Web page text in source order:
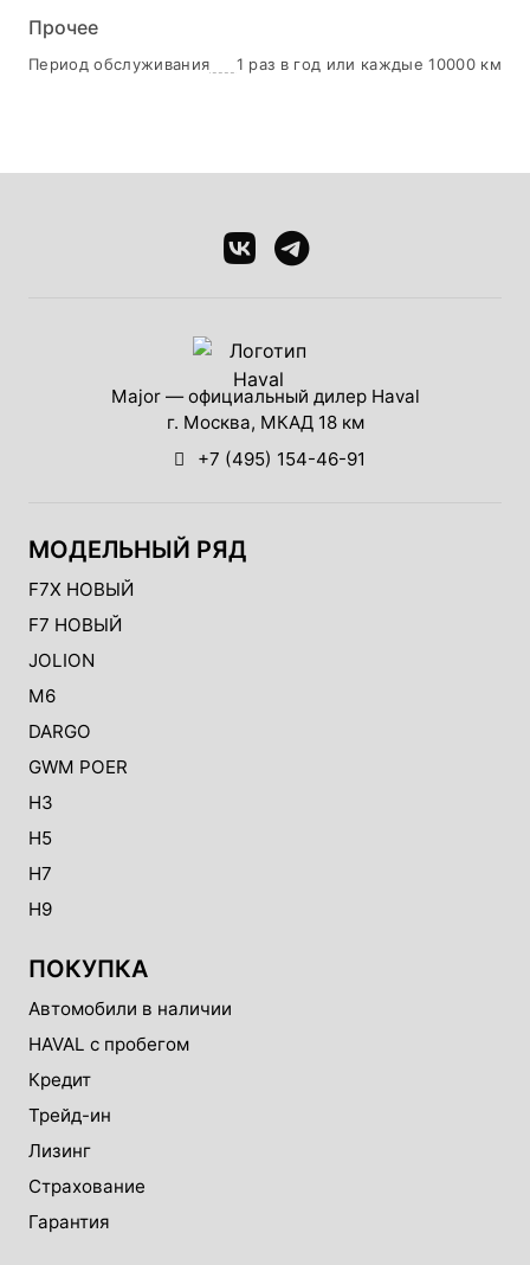
Прочее
Период обслуживания 1 раз в год или каждые 10000 км
Major — официальный дилер Haval
г. Москва, МКАД 18 км
+7 (495) 154-46-91
МОДЕЛЬНЫЙ РЯД
F7X НОВЫЙ
F7 НОВЫЙ
JOLION
M6
DARGO
GWM POER
H3
H5
H7
H9
ПОКУПКА
Автомобили в наличии
HAVAL с пробегом
Кредит
Трейд-ин
Лизинг
Страхование
Гарантия